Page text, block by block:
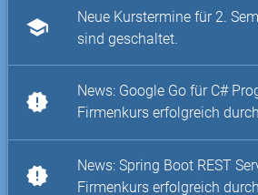
school
Neue Kurstermine für 2.
sind geschaltet.
new_releases
News: Google Go für C#
Firmenkurs erfolgreich
new_releases
News: Spring Boot REST
Firmenkurs erfolgreich